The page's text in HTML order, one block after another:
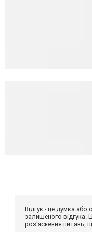
Відгук - це думка
залишеного відгука.
роз'яснення питань,